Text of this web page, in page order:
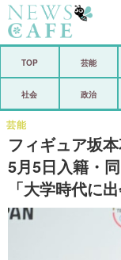
芸能
恋愛
コメントポス
TOP 芸能
社会 政治
フィギュア坂
5月5日入籍・
「大学時代に
芸能